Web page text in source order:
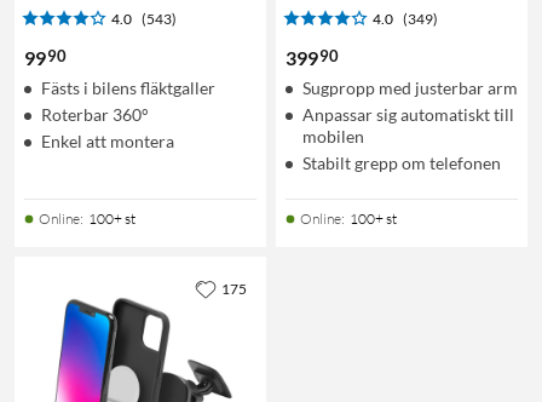
4.0 (543)
9990
Fästs i bilens fläktgaller
Roterbar 360°
Enkel att montera
Online: 100+ st
4.0 (349)
39990
Sugpropp med justerbar arm
Anpassar sig automatiskt till
mobilen
Stabilt grepp om telefonen
Online: 100+ st
175